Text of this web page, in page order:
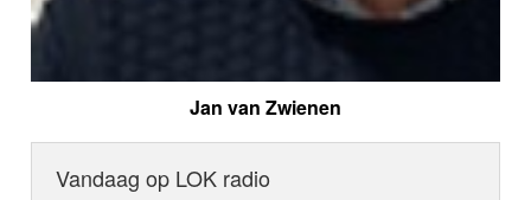
Jan van Zwienen
Vandaag op LOK radio